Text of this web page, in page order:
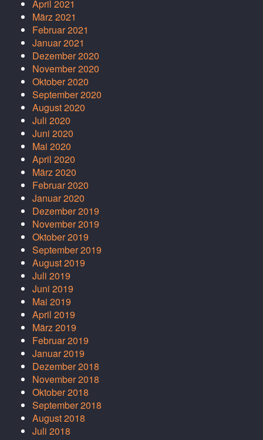
April 2021
März 2021
Februar 2021
Januar 2021
Dezember 2020
November 2020
Oktober 2020
September 2020
August 2020
Juli 2020
Juni 2020
Mai 2020
April 2020
März 2020
Februar 2020
Januar 2020
Dezember 2019
November 2019
Oktober 2019
September 2019
August 2019
Juli 2019
Juni 2019
Mai 2019
April 2019
März 2019
Februar 2019
Januar 2019
Dezember 2018
November 2018
Oktober 2018
September 2018
August 2018
Juli 2018